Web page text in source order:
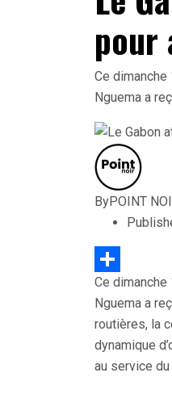
pour
Ce
Nguema a
ByPOINT
Partager
Ce
Nguema a
routières, la
dynamique
au service